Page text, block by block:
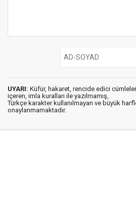
UYARI: Küfür, hakaret, rencide edici
içeren, imla kuralları ile yazılmamış,
Türkçe karakter kullanılmayan ve büyük
onaylanmamaktadır.